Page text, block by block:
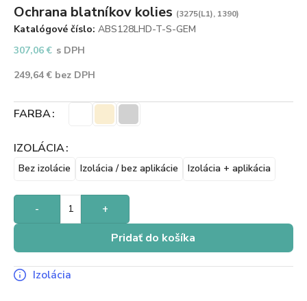
Ochrana blatníkov kolies (3275(L1), 1390)
Katalógové číslo: ABS128LHD-T-S-GEM
307,06€ s DPH
249,64€ bez DPH
FARBA
IZOLÁCIA
Bez izolácie Izolácia / bez aplikácie Izolácia + aplikácia
- +
Pridať do košíka
Izolácia